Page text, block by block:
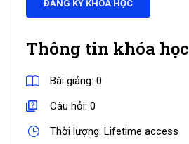
ĐĂNG KÝ KHÓA HỌC
Thông tin khóa học
Bài giảng: 0
Câu hỏi: 0
Thời lượng: Lifetime access